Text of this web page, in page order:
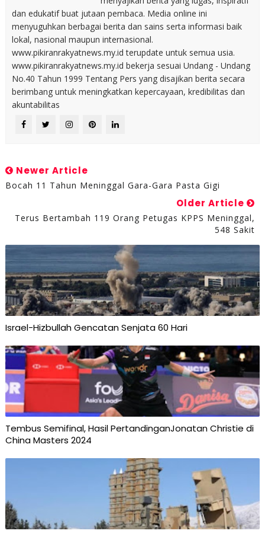
dan edukatif buat jutaan pembaca. Media online ini
menyuguhkan berbagai berita dan sains serta informasi baik
lokal, nasional maupun internasional.
www.pikiranrakyatnews.my.id terupdate untuk semua usia.
www.pikiranrakyatnews.my.id bekerja sesuai Undang - Undang
No.40 Tahun 1999 Tentang Pers yang disajikan berita secara
berimbang untuk meningkatkan kepercayaan, kredibilitas dan
akuntabilitas
Newer Article
Bocah 11 Tahun Meninggal Gara-Gara Pasta Gigi
Older Article
Terus Bertambah 119 Orang Petugas KPPS Meninggal,
548 Sakit
Israel-Hizbullah Gencatan Senjata 60 Hari
Tembus Semifinal, Hasil PertandinganJonatan Christie di
China Masters 2024